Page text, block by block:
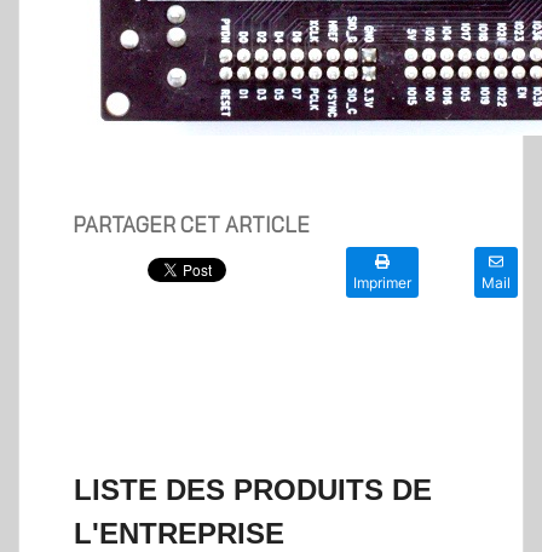
PARTAGER CET ARTICLE
Imprimer Mail
LISTE DES PRODUITS DE
L'ENTREPRISE